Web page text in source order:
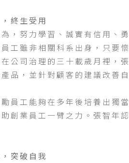
終生受用
，努力學習、誠實有信用、
工雖非相關科系出身，只要
公司治理的三十載歲月裡，
品，並針對顧客的建議改善
員工能夠在多年後培養出獨
創業員工一臂之力。張智年
突破自我